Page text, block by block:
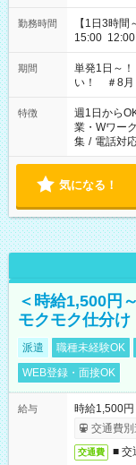
勤務時間
【1日3時間～も相談OK!】
15:00 12:00～
お気軽にご
期間
単発1日～
い！ ＃8
特徴 週1日から
業・Wワー
集 / 電話対
気になる！
＜時給1,500円
モクモク仕分け
派遣 職種未経験OK
WEB登録・面接OK
給与
時給1,500
交通費別
交通費 ■ 交